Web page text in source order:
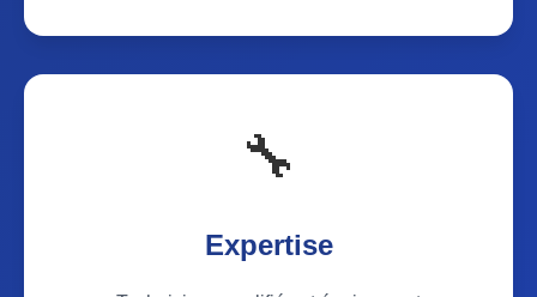
🔧
Expertise